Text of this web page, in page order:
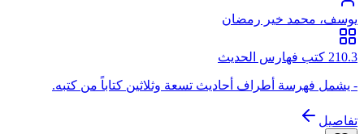
يوسف، محمد خير رمضان
210.3 كتب فهارس الحديث
- يشمل فهرسة أطراف أحاديث تسعة وثلاثين كتاباً من كتبه.
تفاصيل